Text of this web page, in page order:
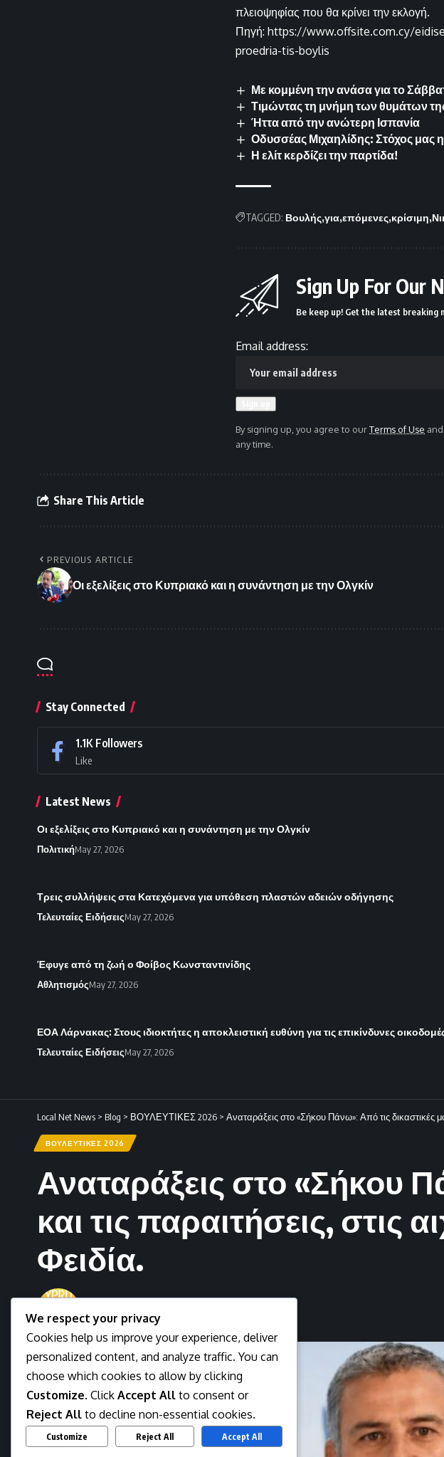
πλειοψηφίας που θα κρίνει την εκλογή.
Πηγή: https://www.offsite.com.cy/
proedria-tis-boylis
Με κομμένη την ανάσα για το
Τιμώντας τη μνήμη των θυμάτων
Ήττα από την ανώτερη Ισπανία
Οδυσσέας Μιχαηλίδης: Στόχος μας η
Η ελίτ κερδίζει την παρτίδα!
TAGGED: Βουλής για επόμενες κρίσιμη
Sign Up For Our
Be keep up! Get the latest
Email address:
By signing up, you agree to ourTerms of Use
any time.
Share This Article
PREVIOUS ARTICLE
Οι εξελίξεις στο Κυπριακό και η συνάντηση με την Ολγκίν
Stay Connected
1.1K Followers
Like
Latest News
Οι εξελίξεις στο Κυπριακό και η συνάντηση με την Ολγκίν
ΠολιτικήMay 27, 2026
Τρεις συλλήψεις στα Κατεχόμενα για υπόθεση πλαστών αδειών οδήγησης
Τελευταίες ΕιδήσειςMay 27, 2026
Έφυγε από τη ζωή ο Φοίβος Κωνσταντινίδης
ΑθλητισμόςMay 27, 2026
ΕΟΑ Λάρνακας: Στους ιδιοκτήτες η αποκλειστική ευθύνη για τις επικίνδυνες
Τελευταίες ΕιδήσειςMay 27, 2026
Local Net News > Blog > ΒΟΥΛΕΥΤΙΚΕΣ 2026 > Αναταράξεις στο «Σήκου Πάνω»: Από τις δικαστικές
ΒΟΥΛΕΥΤΙΚΕΣ 2026
Αναταράξεις στο «Σήκου
και τις παραιτήσεις, στις
Φειδία.
Last updated: May 27, 2026 11:15 am
Newsman
We respect your privacy
Cookies help us improve your experience, deliver
personalized content, and analyze traffic. You can
choose which cookies to allow by clicking
Customize. Click Accept All to consent or
Reject All to decline non-essential cookies.
Customize Reject All Accept All